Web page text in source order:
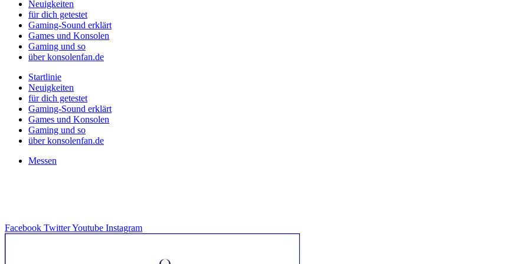
Neuigkeiten
für dich getestet
Gaming-Sound erklärt
Games und Konsolen
Gaming und so
über konsolenfan.de
Startlinie
Neuigkeiten
für dich getestet
Gaming-Sound erklärt
Games und Konsolen
Gaming und so
über konsolenfan.de
Messen
Facebook TwitterYoutube Instagram